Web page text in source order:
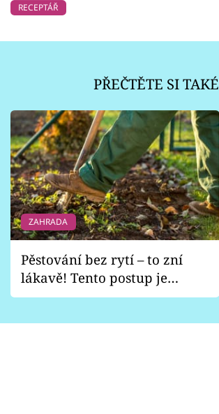
RECEPTÁŘ
PŘEČTĚTE SI TAKÉ
ZAHRADA
Pěstování bez rytí – to zní
lákavě! Tento postup je
vhodný jen pro některé